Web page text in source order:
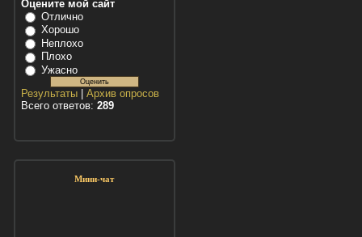
Оцените мой сайт
Отлично
Хорошо
Неплохо
Плохо
Ужасно
Результаты| Архив опросов
Всего ответов: 289
Мини-чат